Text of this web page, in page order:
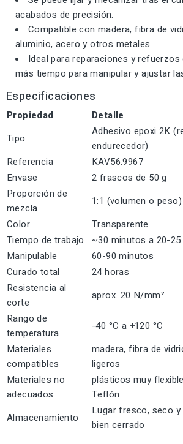
acabados de precisión.
Compatible con madera, fibra de
aluminio, acero y otros metales.
Ideal para reparaciones y
más tiempo para manipular y ajustar
Especificaciones
Propiedad
Detalle
Tipo
Adhesivo epoxi 2K
endurecedor)
Referencia
KAV56.9967
Envase
2 frascos de 50 g
Proporción de
mezcla
1:1 (volumen o peso)
Color
Transparente
Tiempo de trabajo
~30 minutos a 20-25
Manipulable
60-90 minutos
Curado total
24 horas
Resistencia al
corte
aprox. 20 N/mm²
Rango de
temperatura
-40 °C a +120 °C
Materiales
compatibles
madera, fibra de
ligeros
Materiales no
adecuados
plásticos muy
Teflón
Almacenamiento
Lugar fresco, seco y
bien cerrado